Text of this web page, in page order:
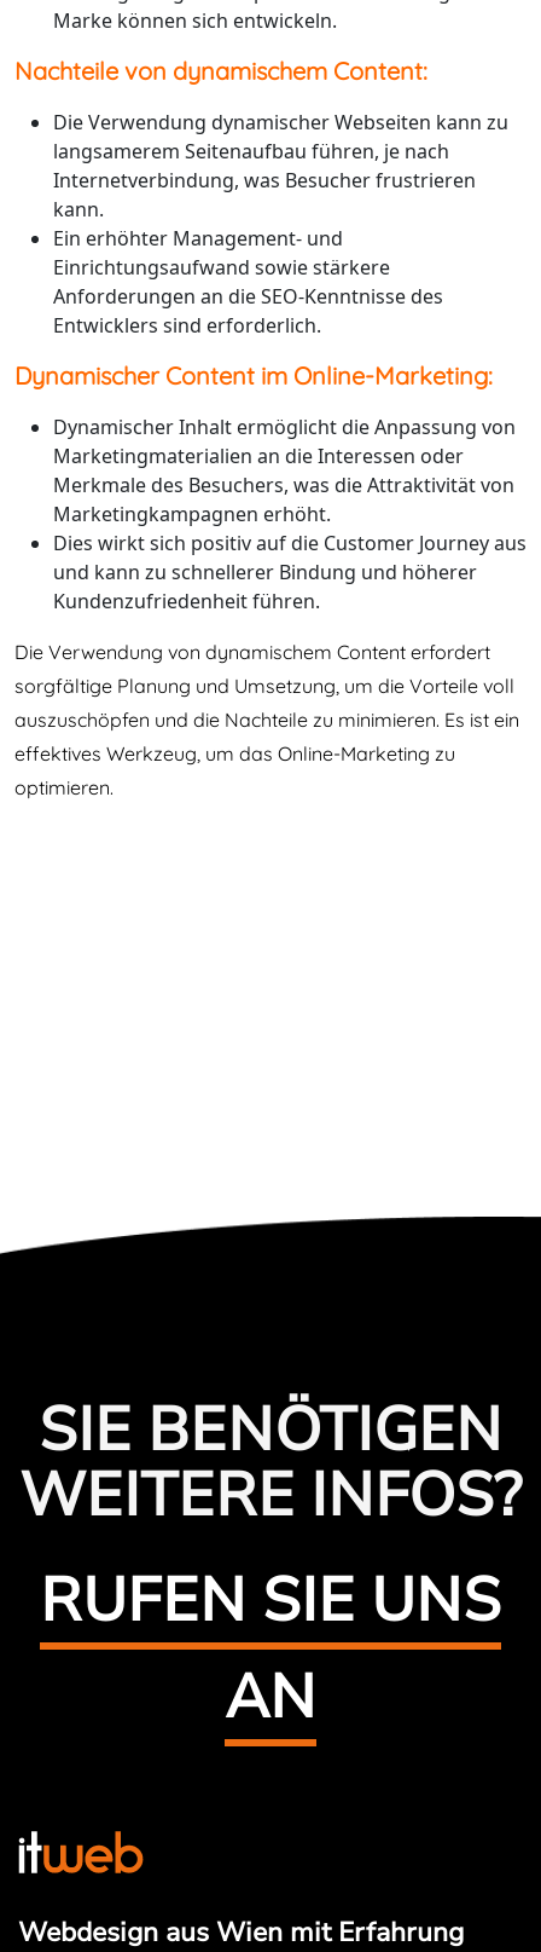
Marke können sich entwickeln.
Nachteile von dynamischem Content:
Die Verwendung dynamischer Webseiten kann zu
langsamerem Seitenaufbau führen, je nach
Internetverbindung, was Besucher frustrieren
kann.
Ein erhöhter Management- und
Einrichtungsaufwand sowie stärkere
Anforderungen an die SEO-Kenntnisse des
Entwicklers sind erforderlich.
Dynamischer Content im Online-Marketing:
Dynamischer Inhalt ermöglicht die Anpassung von
Marketingmaterialien an die Interessen oder
Merkmale des Besuchers, was die Attraktivität von
Marketingkampagnen erhöht.
Dies wirkt sich positiv auf die Customer Journey aus
und kann zu schnellerer Bindung und höherer
Kundenzufriedenheit führen.
Die Verwendung von dynamischem Content erfordert
sorgfältige Planung und Umsetzung, um die Vorteile voll
auszuschöpfen und die Nachteile zu minimieren. Es ist ein
effektives Werkzeug, um das Online-Marketing zu
optimieren.
SIE BENÖTIGEN
WEITERE INFOS?
RUFEN SIE UNS
AN
Webdesign aus Wien mit Erfahrung